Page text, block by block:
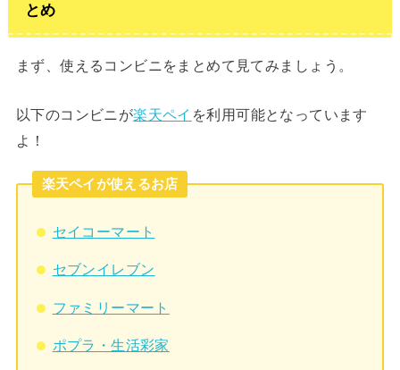
とめ
まず、使えるコンビニをまとめて見てみましょう。
以下のコンビニが楽天ペイ を利用可能となっています
よ！
楽天ペイが使えるお店
セイコーマート
セブンイレブン
ファミリーマート
ポプラ・生活彩家